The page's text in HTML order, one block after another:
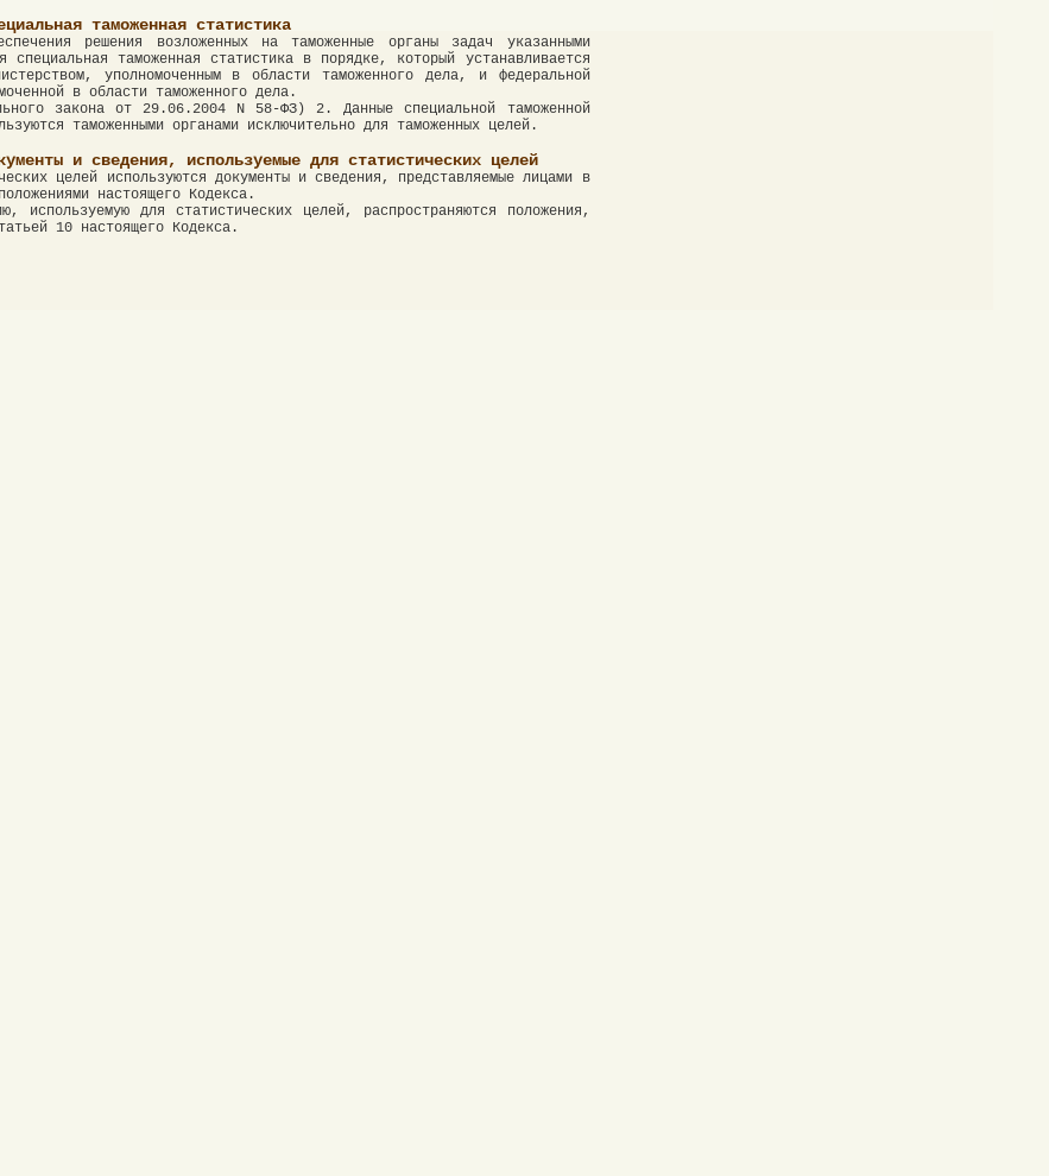
таможенная статистика
решения возложенных на таможенные органы задач указанными
специальная таможенная статистика в порядке, который устанавливается
уполномоченным в области таможенного дела, и федеральной
в области таможенного дела.
закона от 29.06.2004 N 58-ФЗ) 2. Данные специальной таможенной
таможенными органами исключительно для таможенных целей.
и сведения, используемые для статистических целей
целей используются документы и сведения, представляемые лицами в
настоящего Кодекса.
используемую для статистических целей, распространяются положения,
10 настоящего Кодекса.